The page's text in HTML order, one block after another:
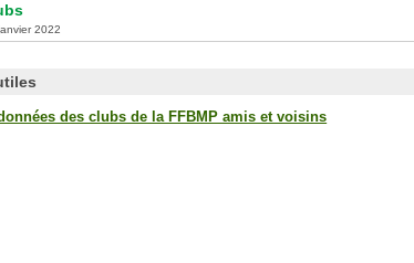
2022
des clubs de la FFBMP amis et voisins